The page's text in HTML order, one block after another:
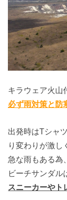
キラウェア火山
必ず雨対策と防
出発時はTシャ
り変わりが激し
急な雨もある為
ビーチサンダル
スニーカーやト